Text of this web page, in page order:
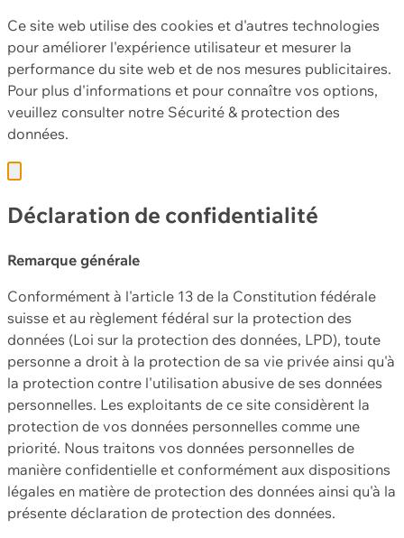
Ce site web utilise des cookies et d'autres technologies
pour améliorer l'expérience utilisateur et mesurer la
performance du site web et de nos mesures publicitaires.
Pour plus d'informations et pour connaître vos options,
veuillez consulter notre Sécurité & protection des
données.
Déclaration de confidentialité
Remarque générale
Conformément à l'article 13 de la Constitution fédérale
suisse et au règlement fédéral sur la protection des
données (Loi sur la protection des données, LPD), toute
personne a droit à la protection de sa vie privée ainsi qu'à
la protection contre l'utilisation abusive de ses données
personnelles. Les exploitants de ce site considèrent la
protection de vos données personnelles comme une
priorité. Nous traitons vos données personnelles de
manière confidentielle et conformément aux dispositions
légales en matière de protection des données ainsi qu'à la
présente déclaration de protection des données.